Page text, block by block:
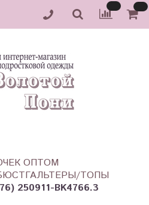
ОПТОМ
ТОПЫ
250911-BK4766.3